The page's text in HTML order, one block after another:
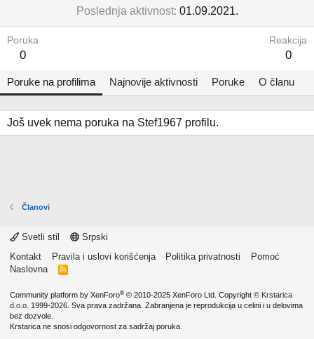
Poslednja aktivnost 01.09.2021.
Poruka
0
Reakcija
0
Poruke na profilima Najnovije aktivnosti Poruke O članu
Još uvek nema poruka na Stef1967 profilu.
Članovi
Svetli stil
Srpski
Kontakt
Pravila i uslovi korišćenja Politika privatnosti
Pomoć
Naslovna
R
Community platform by XenForo® © 2010-2025 XenForo Ltd. Copyright © Krstarica
d.o.o. 1999-2026. Sva prava zadržana. Zabranjena je reprodukcija u celini i u delovima
bez dozvole.
Krstarica ne snosi odgovornost za sadržaj poruka.